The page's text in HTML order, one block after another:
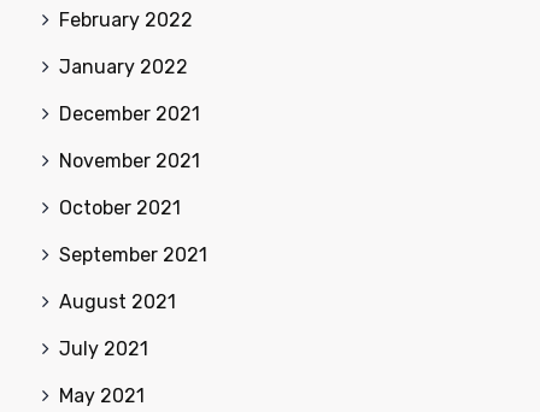
February 2022
January 2022
December 2021
November 2021
October 2021
September 2021
August 2021
July 2021
May 2021